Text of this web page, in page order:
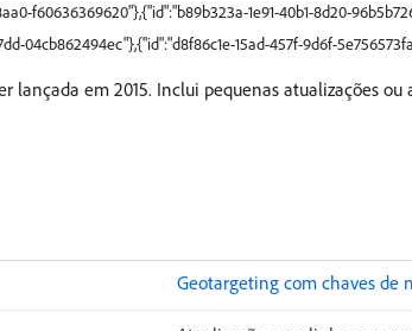
f60636369620"},{"id":"b89b323a-1e91-40b1-8d20-
04cb862494ec"},{"id":"d8f86c1e-15ad-457f-9d6f-
em 2015. Inclui pequenas atualizações
Geotargeting com chaves de